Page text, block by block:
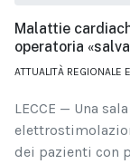
Malattie
operatoria
ATTUALITÀ REGIONALE
LECCE — Una
dei pazienti con